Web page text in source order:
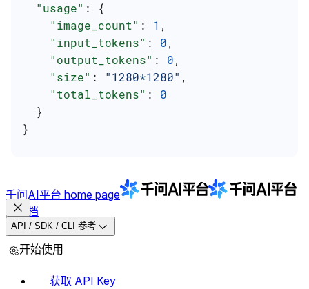
  "usage"
: {
    "image_count"
: 1 ,
    "input_tokens"
: 0,
    "output_tokens"
: 0,
    "size"
: "1280*1280" ,
    "total_tokens"
: 0
  }
}
千问AI平台 home page
文档
API / SDK / CLI 参考
开始使用
获取 API Key